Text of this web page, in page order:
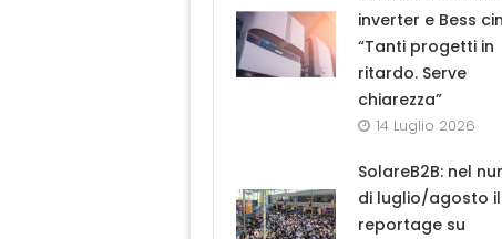
inverter e Bess
“Tanti progetti in
ritardo. Serve
chiarezza”
14 Luglio 2026
SolareB2B: nel
di luglio/agosto il
reportage su